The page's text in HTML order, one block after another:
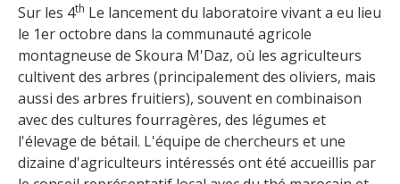
Sur les 4th Le lancement du laboratoire vivant a eu lieu
le 1er octobre dans la communauté agricole
montagneuse de Skoura M'Daz, où les agriculteurs
cultivent des arbres (principalement des oliviers, mais
aussi des arbres fruitiers), souvent en combinaison
avec des cultures fourragères, des légumes et
l'élevage de bétail. L'équipe de chercheurs et une
dizaine d'agriculteurs intéressés ont été accueillis par